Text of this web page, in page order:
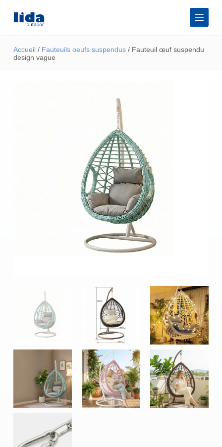
Accueil/ Fauteuils oeufs suspendus/ Fauteuil œuf suspendu
design vague